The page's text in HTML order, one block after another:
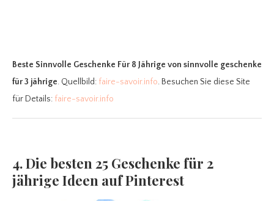
Beste Sinnvolle Geschenke Für 8 Jährige von sinnvolle geschenke
für 3 jährige. Quellbild: faire-savoir.info. Besuchen Sie diese Site
für Details: faire-savoir.info
4. Die besten 25 Geschenke für 2
jährige Ideen auf Pinterest